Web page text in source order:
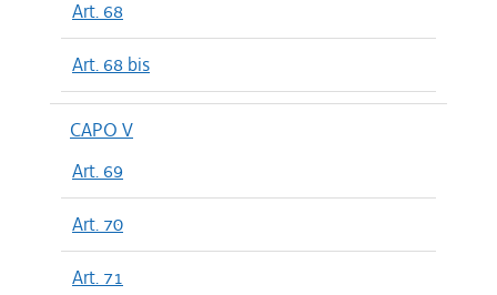
Art. 68
Art. 68 bis
CAPO V
Art. 69
Art. 70
Art. 71